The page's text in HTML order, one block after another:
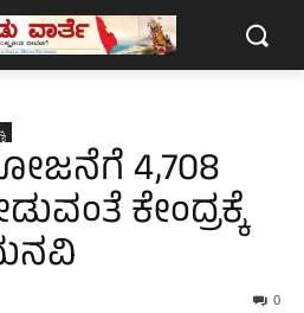
4,708
ಕೇಂದ್ರಕ್ಕೆ
0